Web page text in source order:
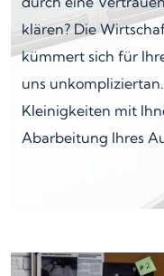
klären? Die
kümmert sich für
uns
Kleinigkeiten mit
Abarbeitung Ihres